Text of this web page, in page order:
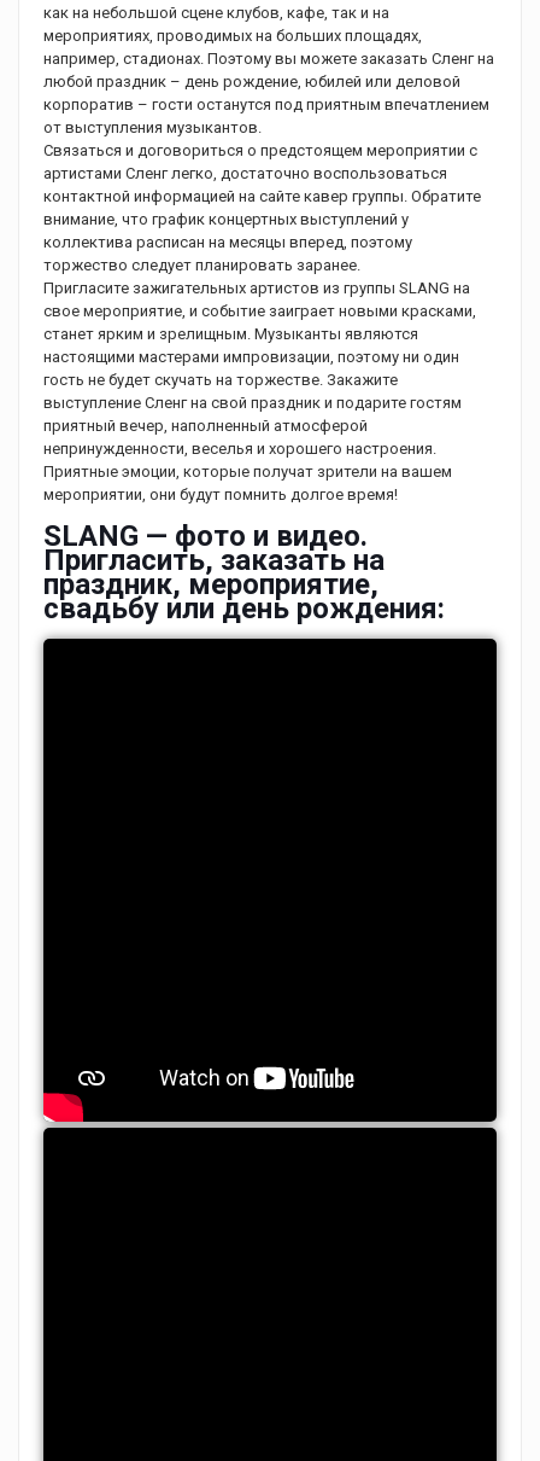
как на небольшой сцене клубов, кафе, так и на
мероприятиях, проводимых на больших площадях,
например, стадионах. Поэтому вы можете заказать Сленг на
любой праздник – день рождение, юбилей или деловой
корпоратив – гости останутся под приятным впечатлением
от выступления музыкантов.
Связаться и договориться о предстоящем мероприятии с
артистами Сленг легко, достаточно воспользоваться
контактной информацией на сайте кавер группы. Обратите
внимание, что график концертных выступлений у
коллектива расписан на месяцы вперед, поэтому
торжество следует планировать заранее.
Пригласите зажигательных артистов из группы SLANG на
свое мероприятие, и событие заиграет новыми красками,
станет ярким и зрелищным. Музыканты являются
настоящими мастерами импровизации, поэтому ни один
гость не будет скучать на торжестве. Закажите
выступление Сленг на свой праздник и подарите гостям
приятный вечер, наполненный атмосферой
непринужденности, веселья и хорошего настроения.
Приятные эмоции, которые получат зрители на вашем
мероприятии, они будут помнить долгое время!
SLANG — фото и видео.
Пригласить, заказать на
праздник, мероприятие,
свадьбу или день рождения: